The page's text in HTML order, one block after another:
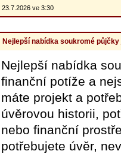
23.7.2026 ve 3:30
Nejlepší nabídka soukromé půjčky
Nejlepší nabídka
finanční potíže a
máte projekt a
úvěrovou historii,
nebo finanční
potřebujete úvěr,